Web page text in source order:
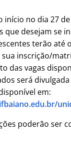
início no dia 27
que desejam se
terão até
inscrição/
das vagas
será
em:
poderão ser